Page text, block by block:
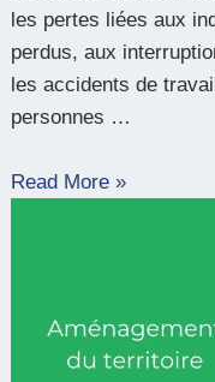
les pertes liées aux
perdus, aux
les accidents de
personnes …
Read More »